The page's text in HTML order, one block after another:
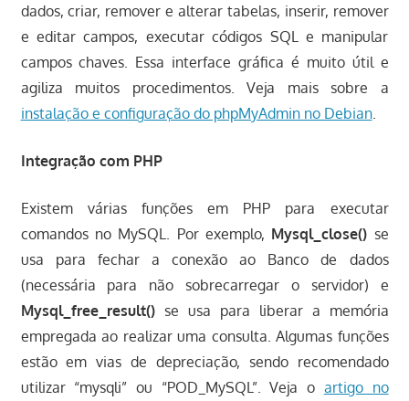
dados, criar, remover e alterar tabelas, inserir, remover
e editar campos, executar códigos SQL e manipular
campos chaves. Essa interface gráfica é muito útil e
agiliza muitos procedimentos. Veja mais sobre a
instalação e configuração do phpMyAdmin no Debian.
Integração com PHP
Existem várias funções em PHP para executar
comandos no MySQL. Por exemplo, Mysql_close() se
usa para fechar a conexão ao Banco de dados
(necessária para não sobrecarregar o servidor) e
Mysql_free_result()se usa para liberar a memória
empregada ao realizar uma consulta. Algumas funções
estão em vias de depreciação, sendo recomendado
utilizar “mysqli” ou “POD_MySQL”. Veja o artigo no